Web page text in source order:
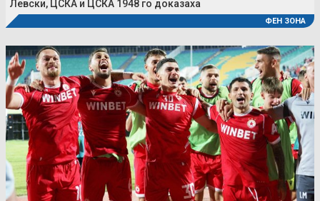
Левски, ЦСКА и ЦСКА 1948 го доказаха
ФЕН ЗОНА